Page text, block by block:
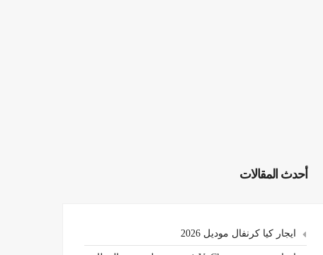
أحدث المقالات
ايجار كيا كرنفال موديل 2026